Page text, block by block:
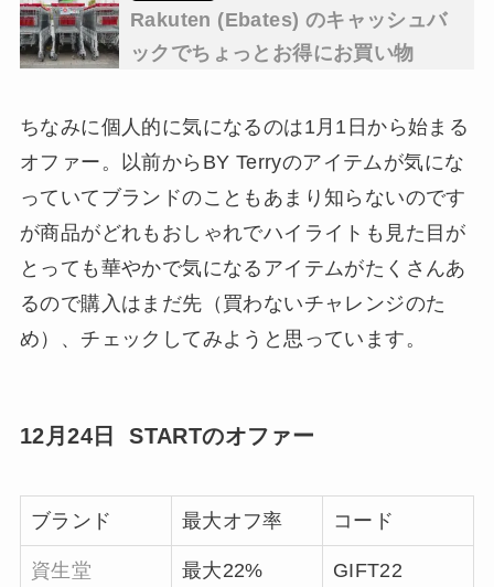
Rakuten (Ebates) のキャッシュバ
ックでちょっとお得にお買い物
ちなみに個人的に気になるのは1月1日から始まる
オファー。以前からBY Terryのアイテムが気にな
っていてブランドのこともあまり知らないのです
が商品がどれもおしゃれでハイライトも見た目が
とっても華やかで気になるアイテムがたくさんあ
るので購入はまだ先（買わないチャレンジのた
め）、チェックしてみようと思っています。
12月24日 STARTのオファー
ブランド 最大オフ率 コード
資生堂 最大22% GIFT22